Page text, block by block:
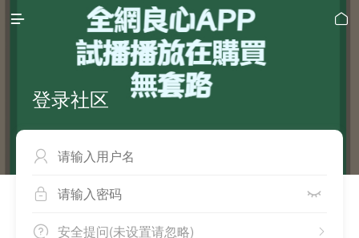
 
登录社区

 
 
安全提问(未设置请忽略)